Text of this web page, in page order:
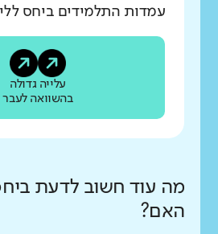
עמדות התלמידים ביחס
עלייה גדולה
בהשוואה לעבר
מה עוד חשוב לדעת
האם?